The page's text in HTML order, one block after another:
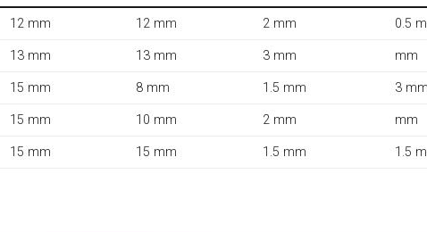
12 mm 12 mm 2 mm 0.5
13 mm 13 mm 3 mm mm
15 mm 8 mm 1.5 mm 3 mm
15 mm 10 mm 2 mm mm
15 mm 15 mm 1.5 mm 1.5